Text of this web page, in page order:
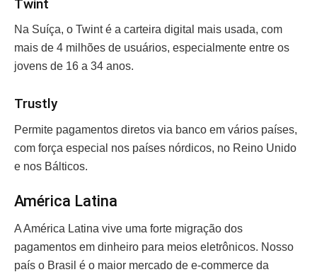
Twint
Na Suíça, o Twint é a carteira digital mais usada, com
mais de 4 milhões de usuários, especialmente entre os
jovens de 16 a 34 anos.
Trustly
Permite pagamentos diretos via banco em vários países,
com força especial nos países nórdicos, no Reino Unido
e nos Bálticos.
América Latina
A América Latina vive uma forte migração dos
pagamentos em dinheiro para meios eletrônicos. Nosso
país o Brasil é o maior mercado de e-commerce da